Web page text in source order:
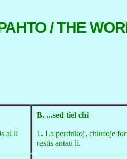
/ THE
al li
B. ...sed tiel chi
1. La perdrikoj, chiufoje
restis antau li.